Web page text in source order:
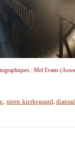
: Mel Evans
, sören kierkegaard,